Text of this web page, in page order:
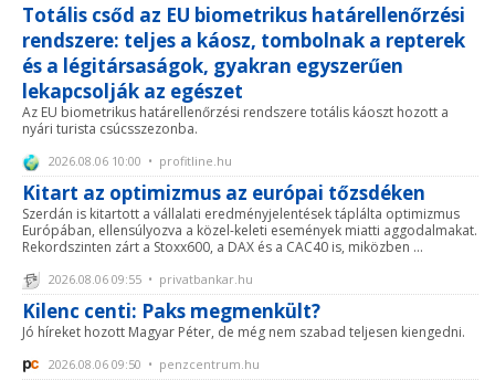
Totális csőd az EU biometrikus határellenőrzési
rendszere: teljes a káosz, tombolnak a repterek
és a légitársaságok, gyakran egyszerűen
lekapcsolják az egészet
Az EU biometrikus határellenőrzési rendszere totális káoszt hozott a
nyári turista csúcsszezonba.
2026.08.06 10:00 • profitline.hu
Kitart az optimizmus az európai tőzsdéken
Szerdán is kitartott a vállalati eredményjelentések táplálta optimizmus
Európában, ellensúlyozva a közel-keleti események miatti aggodalmakat.
Rekordszinten zárt a Stoxx600, a DAX és a CAC40 is, miközben ...
2026.08.06 09:55 • privatbankar.hu
Kilenc centi: Paks megmenkült?
Jó híreket hozott Magyar Péter, de még nem szabad teljesen kiengedni.
2026.08.06 09:50 • penzcentrum.hu